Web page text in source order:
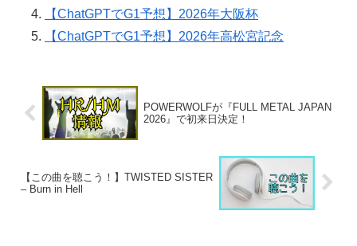
【ChatGPTでG1予想】2026年大阪杯
【ChatGPTでG1予想】2026年高松宮記念
POWERWOLFが『FULL METAL JAPAN
2026』で初来日決定！
【この曲を聴こう！】TWISTED SISTER
– Burn in Hell